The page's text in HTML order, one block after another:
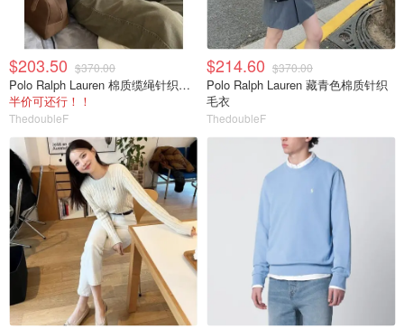
$203.50 $370.00
Polo Ralph Lauren 棉质缆绳针织米色卫衣
半价可还行！！
ThedoubleF
$214.60 $370.00
Polo Ralph Lauren 藏青色棉质针织
毛衣
ThedoubleF